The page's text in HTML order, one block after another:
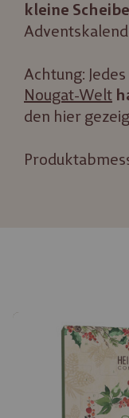
kleine
Achtung:
Nougat-Welt
den hier